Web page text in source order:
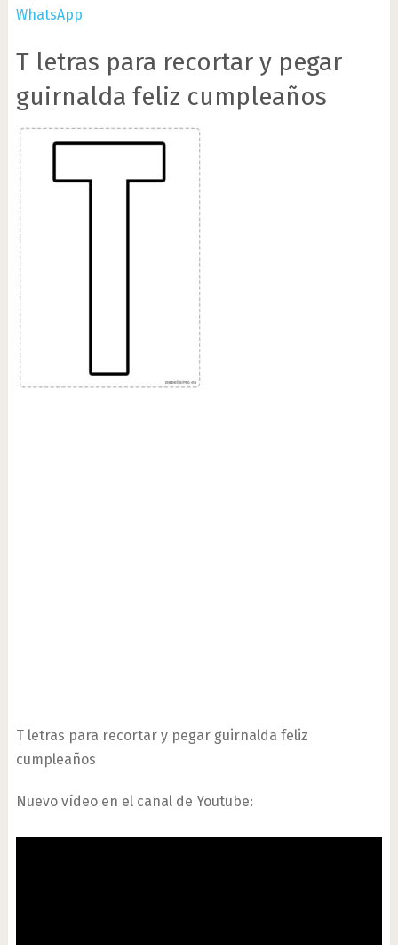
WhatsApp
T letras para recortar y pegar
guirnalda feliz cumpleaños
T letras para recortar y pegar guirnalda feliz
cumpleaños
Nuevo vídeo en el canal de Youtube: